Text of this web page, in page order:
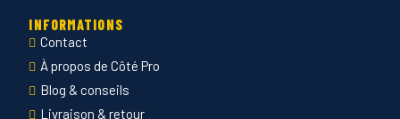
INFORMATIONS
Contact
À propos de Côté Pro
Blog & conseils
Livraison & retour